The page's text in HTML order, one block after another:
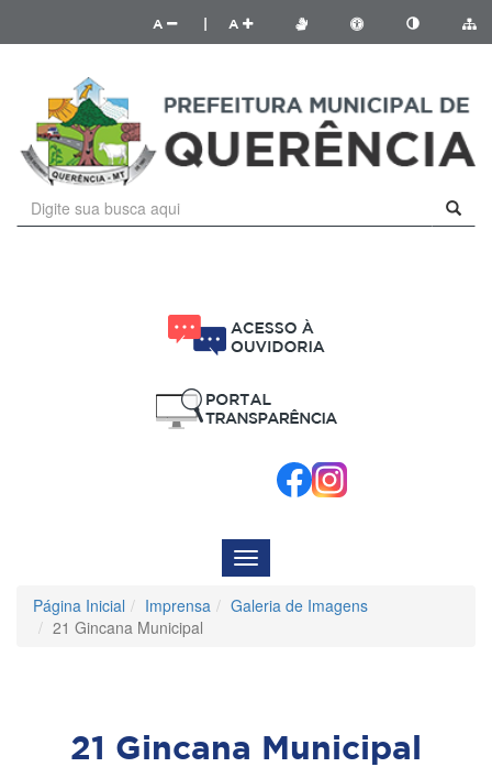
A A
Menu
de
Navegação
Página Inicial Imprensa
Galeria de Imagens
21 Gincana Municipal
21 Gincana Municipal